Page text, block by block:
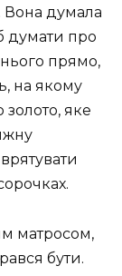
Вона думала
думати про
прямо,
на якому
яке
матросом,
бути.